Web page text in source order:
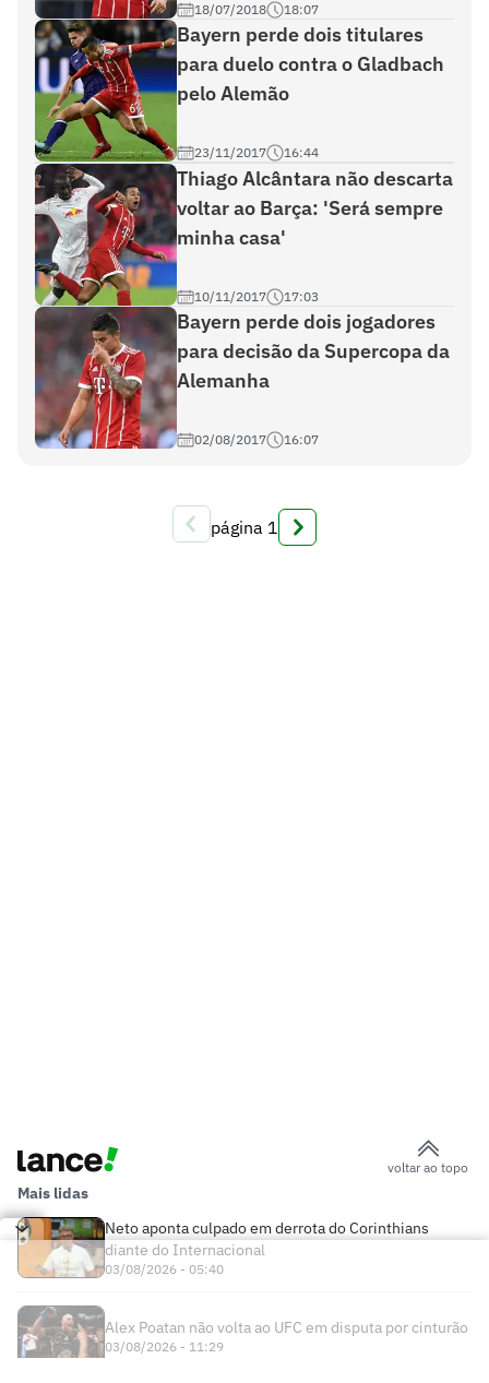
18/07/2018 18:07
Bayern perde dois titulares
para duelo contra o Gladbach
pelo Alemão
23/11/2017 16:44
Thiago Alcântara não descarta
voltar ao Barça: 'Será sempre
minha casa'
10/11/2017 17:03
Bayern perde dois jogadores
para decisão da Supercopa da
Alemanha
02/08/2017 16:07
página 1
voltar ao topo
Mais lidas
Neto aponta culpado em derrota do Corinthians
diante do Internacional
03/08/2026 - 05:40
Alex Poatan não volta ao UFC em disputa por cinturão
03/08/2026 - 11:29